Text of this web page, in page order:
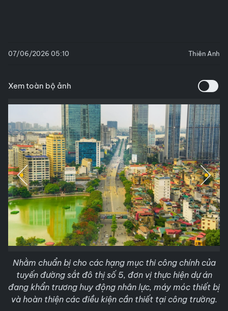
07/06/2026 05:10 Thiên Anh
Xem toàn bộ ảnh
Nhằm chuẩn bị cho các hạng mục thi công chính của
tuyến đường sắt đô thị số 5, đơn vị thực hiện dự án
đang khẩn trương huy động nhân lực, máy móc thiết bị
và hoàn thiện các điều kiện cần thiết tại công trường.